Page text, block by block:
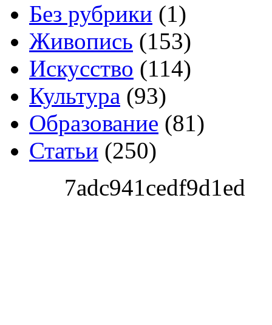
Без рубрики (1)
Живопись (153)
Искусство (114)
Культура (93)
Образование (81)
Статьи (250)
7adc941cedf9d1ed